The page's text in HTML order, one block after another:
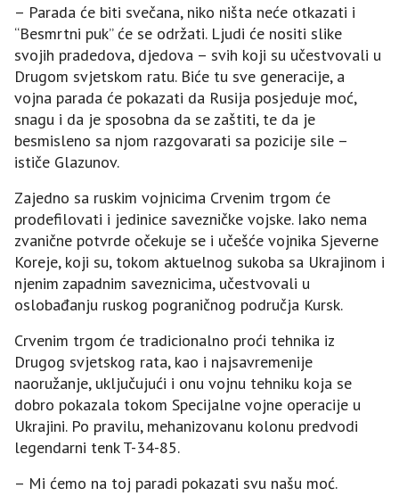
– Parada će biti svečana, niko ništa neće otkazati i
“Besmrtni puk” će se održati. Ljudi će nositi slike
svojih pradedova, djedova – svih koji su učestvovali u
Drugom svjetskom ratu. Biće tu sve generacije, a
vojna parada će pokazati da Rusija posjeduje moć,
snagu i da je sposobna da se zaštiti, te da je
besmisleno sa njom razgovarati sa pozicije sile –
ističe Glazunov.
Zajedno sa ruskim vojnicima Crvenim trgom će
prodefilovati i jedinice savezničke vojske. Iako nema
zvanične potvrde očekuje se i učešće vojnika Sjeverne
Koreje, koji su, tokom aktuelnog sukoba sa Ukrajinom i
njenim zapadnim saveznicima, učestvovali u
oslobađanju ruskog pograničnog područja Kursk.
Crvenim trgom će tradicionalno proći tehnika iz
Drugog svjetskog rata, kao i najsavremenije
naoružanje, uključujući i onu vojnu tehniku koja se
dobro pokazala tokom Specijalne vojne operacije u
Ukrajini. Po pravilu, mehanizovanu kolonu predvodi
legendarni tenk T-34-85.
– Mi ćemo na toj paradi pokazati svu našu moć.